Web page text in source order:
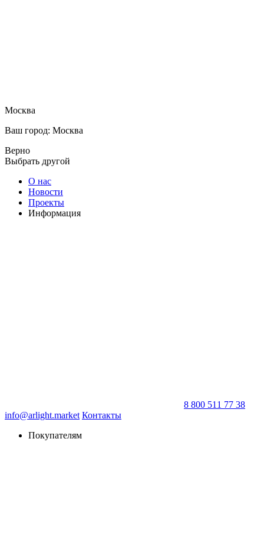
Москва
Ваш город: Москва
Верно
Выбрать другой
О нас
Новости
Проекты
Информация
8 800 511 77 38
info@arlight.market Контакты
Покупателям